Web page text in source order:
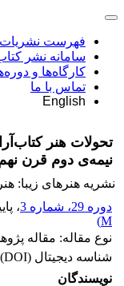
فهرست نشریات
سامانه نشر
کارگاه‌ها و
تماس با ما
English
تحولات هنر
نیمه‌ی دوم قرن نهم هجری
نشریه هنرهای زیبا:
دوره 29، شماره 3
، پاییز
M
)
نوع مقاله: مقاله
شناسه دیجیتال (DOI):
نویسندگان